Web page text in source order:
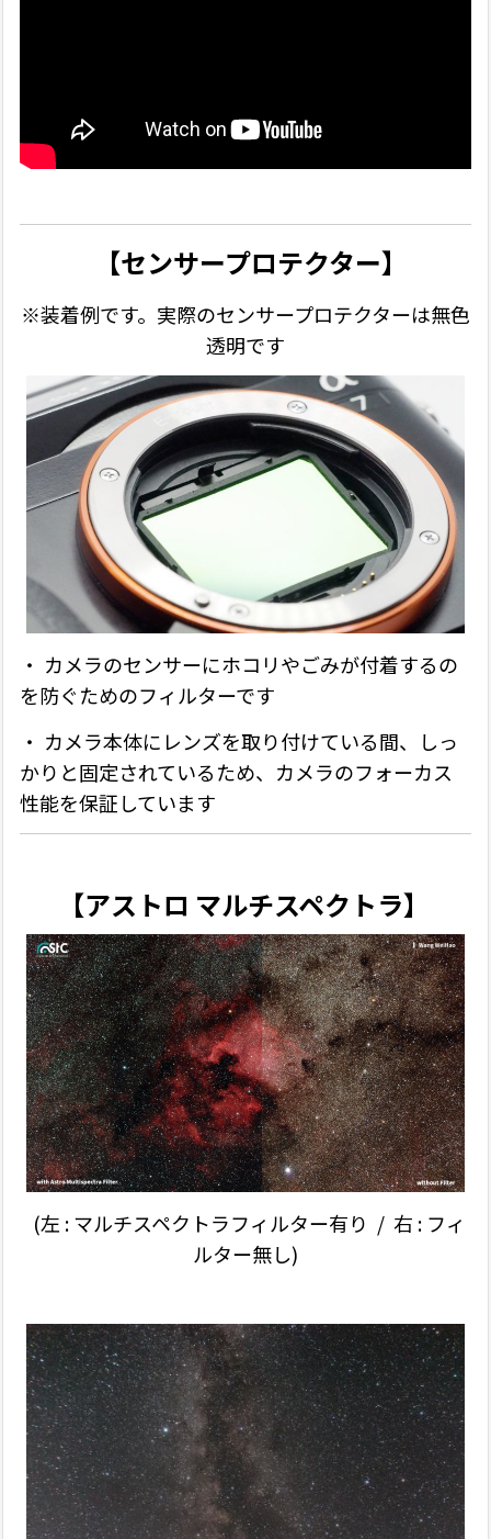
【センサープロテクター】
※装着例です。実際のセンサープロテクターは無色
透明です
・ カメラのセンサーにホコリやごみが付着するの
を防ぐためのフィルターです
・ カメラ本体にレンズを取り付けている間、しっ
かりと固定されているため、カメラのフォーカス
性能を保証しています
【アストロ マルチスペクトラ】
(左 : マルチスペクトラフィルター有り / 右 : フィ
ルター無し)